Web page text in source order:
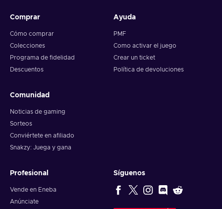
Comprar
Cómo comprar
Colecciones
Programa de fidelidad
Descuentos
Ayuda
PMF
Como activar el juego
Crear un ticket
Política de devoluciones
Comunidad
Noticias de gaming
Sorteos
Conviértete en afiliado
Snakzy: Juega y gana
Profesional
Vende en Eneba
Anúnciate
Síguenos